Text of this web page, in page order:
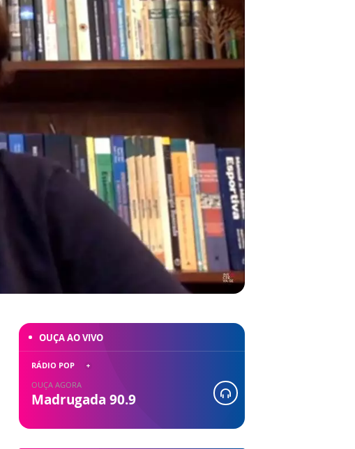
OUÇA AO VIVO
RÁDIO POP
OUÇA AGORA
Madrugada 90.9